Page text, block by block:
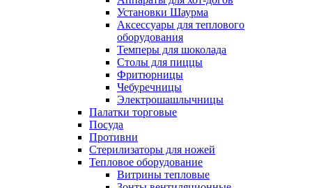
Установки Шаурма
Аксессуары для теплового
оборудования
Темперы для шоколада
Столы для пиццы
Фритюрницы
Чебуречницы
Электрошашлычницы
Палатки торговые
Посуда
Противни
Стерилизаторы для ножей
Тепловое оборудование
Витрины тепловые